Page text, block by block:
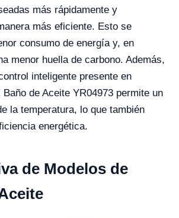
más rápidamente y
más eficiente. Esto se
consumo de energía y, en
menor huella de carbono. Además,
inteligente presente en
de Aceite YR04973 permite un
la temperatura, lo que también
energética.
de Modelos de